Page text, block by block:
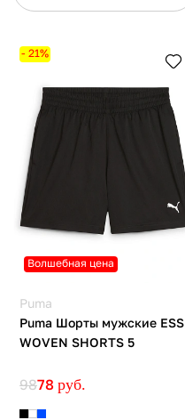
- 21%
Волшебная цена
Puma
Puma Шорты мужские ESS
WOVEN SHORTS 5
9878 руб.